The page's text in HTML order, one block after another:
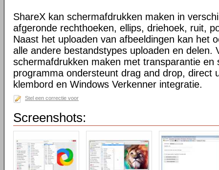
ShareX kan schermafdrukken maken in
afgeronde rechthoeken, ellips, driehoek, ruit,
Naast het uploaden van afbeeldingen kan het
alle andere bestandstypes uploaden en delen.
schermafdrukken maken met transparantie en
programma ondersteunt drag and drop, direct
klembord en Windows Verkenner integratie.
Stel een correctie voor
Screenshots: